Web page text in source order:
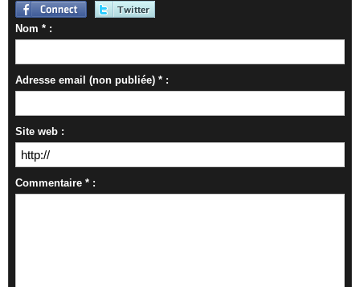
Nom * :
Adresse email (non publiée) * :
Site web :
Commentaire * :